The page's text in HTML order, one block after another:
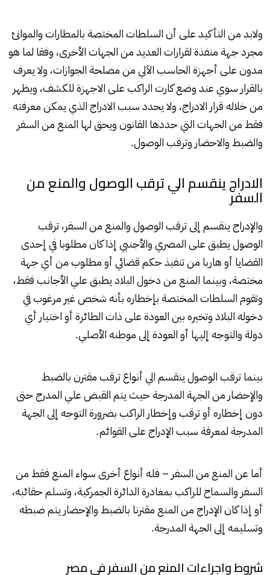
ولابد من التأكيد على أن السلطات المختصة بالمطارات والموانئ
مجرد جهة منفذة لقرارات العديد من الجهات الأخرى، وفقا لما هو
مدون على أجهزة الحاسب الآلي من مصلحة الجوازات، ولا يعرف
بالقرار سوي عند وضع كارت الراكب على الاجهزة للكشف، ويظهر
من خلاله قرار الادراج، ولا يحدد سبب الادراج الذي يمكن معرفته
فقط من الجهات التي حددها القانون ويحق لها المنع من السفر
والضبط والاحضار وترقب الوصول.
الادراج ينقسم الي ترقب الوصول والمنع من
السفر
والإدراج ينقسم إلى ترقب الوصول والمنع من السفر، ترقب
الوصول يطبق على المصري والأجنبي إذا كان مطلوبا في إحدى
القضايا أو هاربا من تنفيذ حكم قضائي أو مطلوب من أي جهة
مختصة، وبينما المنع من دخول البلاد يطبق علي الأجانب فقط،
وتقوم السلطات المختصة بإخطاره بأنه شخص غير مرغوب في
دخوله البلاد وتخيره بين العودة على ذات الطائرة أو اختيار أي
دولة والتوجه إليها أو العودة إلى موطنه الأصلي.
بينما ترقب الوصول ينقسم الي أنواع ترقب مقترن بالضبط
والإحضار من الجهة المدرجة حيث يتم القبض علي المدرج حتى
دون إخطاره أو ترقب وإخطار الراكب بضرورة التوجه إلى الجهة
المدرجة لمعرفة سبب الإدراج على القوائم.
أما عن المنع من السفر – فله أنواع أخرى سواء المنع فقط من
السفر والسماح للراكب بمغادرة الدائرة الجمركية، وتسلم حقائبه،
أو إذا كان الإدراج من المنع مقترنا بالضبط والإحضار يتم ضبطه
وتسليمه إلى الجهة المدرجة.
شروط واجراءات المنع من السفر في مصر